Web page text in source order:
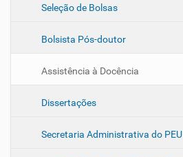
Seleção de Bolsas
Bolsista Pós-doutor
Assistência à Docência
Dissertações
Secretaria Administrativa do PEU